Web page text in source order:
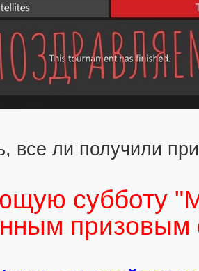
все ли получили
субботу